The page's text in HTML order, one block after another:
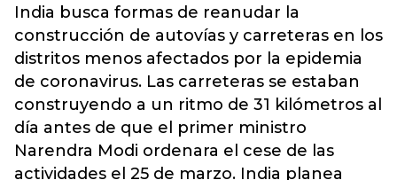
India busca formas de reanudar la
construcción de autovías y carreteras en los
distritos menos afectados por la epidemia
de coronavirus. Las carreteras se estaban
construyendo a un ritmo de 31 kilómetros al
día antes de que el primer ministro
Narendra Modi ordenara el cese de las
actividades el 25 de marzo. India planea